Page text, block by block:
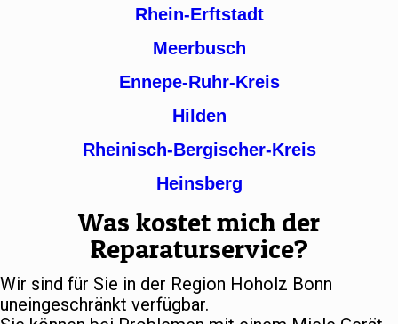
Rhein-Erftstadt
Meerbusch
Ennepe-Ruhr-Kreis
Hilden
Rheinisch-Bergischer-Kreis
Heinsberg
Was kostet mich der
Reparaturservice?
Wir sind für Sie in der Region Hoholz Bonn
uneingeschränkt verfügbar.